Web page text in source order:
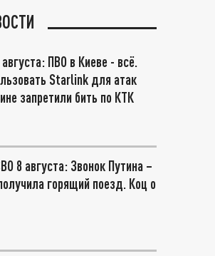
ПВО в Киеве - всё.
Starlink для атак
запретили бить по КТК
8 августа: Звонок Путина –
горящий поезд. Коц о